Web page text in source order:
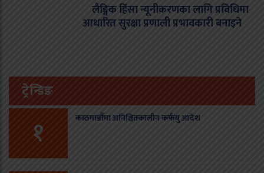
लैङ्गिक हिंसा न्यूनीकरणका लागि प्रविधिमा
आधारित सुरक्षा प्रणाली प्रभावकारी बनाइने
ट्रेन्डिङ
१ काठमाडौँमा अनिश्चितकालीन कर्फयु आदेश